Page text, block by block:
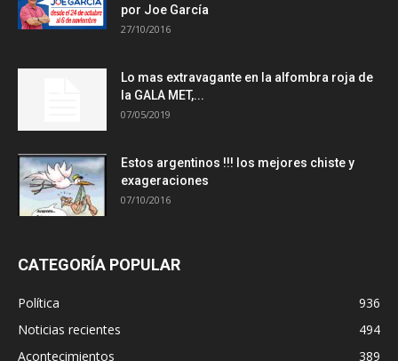
por Joe García
27/10/2016
Lo mas extravagante en la alfombra roja de
la GALA MET,...
07/05/2019
Estos argentinos !!! los mejores chiste y
exageraciones
07/10/2016
CATEGORÍA POPULAR
Política
936
Noticias recientes
494
Acontecimientos
389